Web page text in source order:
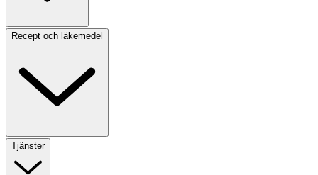
Recept och läkemedel
Tjänster